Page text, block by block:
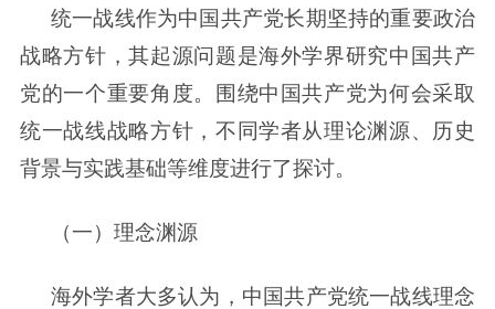
统一战线作为中国共产党长期坚持的重要政治
战略方针，其起源问题是海外学界研究中国共产
党的一个重要角度。围绕中国共产党为何会采取
统一战线战略方针，不同学者从理论渊源、历史
背景与实践基础等维度进行了探讨。
（一）理念渊源
海外学者大多认为，中国共产党统一战线理念